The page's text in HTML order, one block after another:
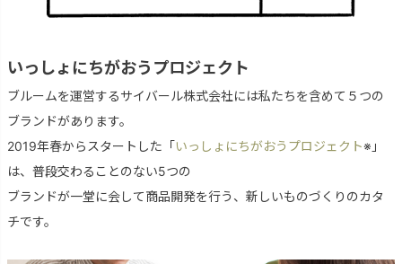
いっしょにちがおうプロジェクト
ブルームを運営するサイバール株式会社には私たちを含めて５つの
ブランドがあります。
2019年春からスタートした「いっしょにちがおうプロジェクト※」
は、普段交わることのない5つの
ブランドが一堂に会して商品開発を行う、新しいものづくりのカタ
チです。